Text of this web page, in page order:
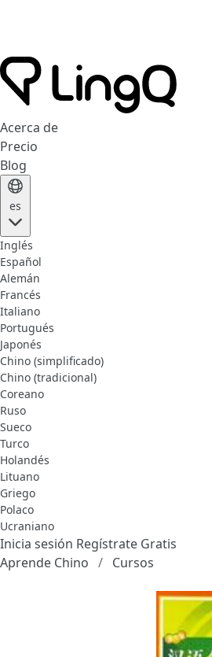
Acerca de
Precio
Blog
es
Inglés
Español
Alemán
Francés
Italiano
Portugués
Japonés
Chino (simplificado)
Chino (tradicional)
Coreano
Ruso
Sueco
Turco
Holandés
Lituano
Griego
Polaco
Ucraniano
Inicia sesión Regístrate Gratis
Aprende Chino
Cursos